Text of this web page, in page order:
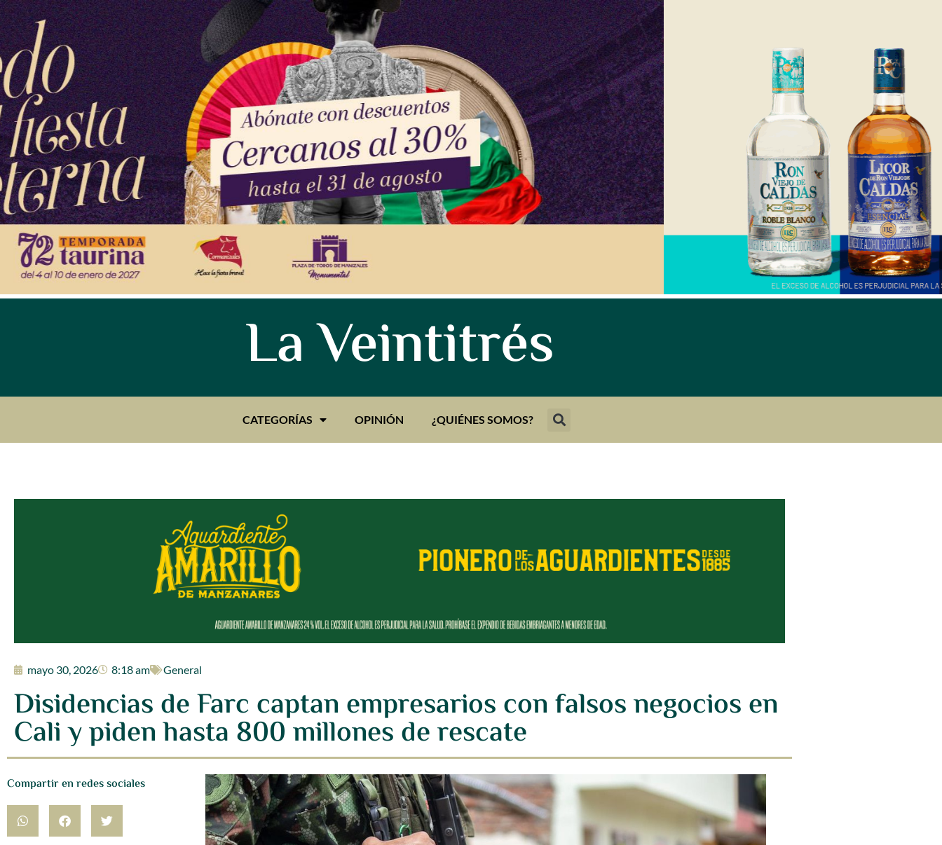
La Veintitrés
CATEGORÍAS OPINIÓN ¿QUIÉNES SOMOS?
mayo 30, 2026 8:18 am General
Disidencias de Farc captan empresarios con falsos negocios en
Cali y piden hasta 800 millones de rescate
Compartir en redes sociales